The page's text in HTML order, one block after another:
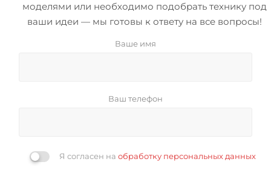
моделями или необходимо подобрать технику под
ваши идеи — мы готовы к ответу на все вопросы!
Ваше имя
Ваш телефон
Я согласен на обработку персональных данных